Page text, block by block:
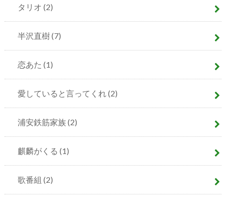
タリオ (2)
半沢直樹(7)
恋あた (1)
愛していると言ってくれ(2)
浦安鉄筋家族(2)
麒麟がくる (1)
歌番組 (2)